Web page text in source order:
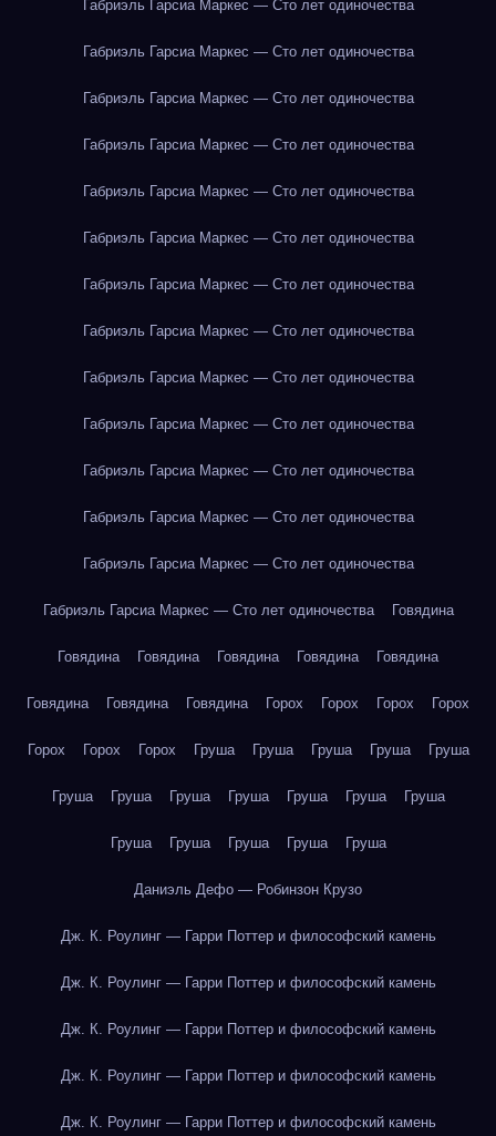
Габриэль Гарсиа Маркес — Сто лет одиночества
Габриэль Гарсиа Маркес — Сто лет одиночества
Габриэль Гарсиа Маркес — Сто лет одиночества
Габриэль Гарсиа Маркес — Сто лет одиночества
Габриэль Гарсиа Маркес — Сто лет одиночества
Габриэль Гарсиа Маркес — Сто лет одиночества
Габриэль Гарсиа Маркес — Сто лет одиночества
Габриэль Гарсиа Маркес — Сто лет одиночества
Габриэль Гарсиа Маркес — Сто лет одиночества
Габриэль Гарсиа Маркес — Сто лет одиночества
Габриэль Гарсиа Маркес — Сто лет одиночества
Габриэль Гарсиа Маркес — Сто лет одиночества
Габриэль Гарсиа Маркес — Сто лет одиночества
Габриэль Гарсиа Маркес — Сто лет одиночества Говядина
Говядина Говядина Говядина Говядина Говядина
Говядина Говядина Говядина Горох Горох Горох Горох
Горох Горох Горох Груша Груша Груша Груша Груша
Груша Груша Груша Груша Груша Груша Груша
Груша Груша Груша Груша Груша
Даниэль Дефо — Робинзон Крузо
Дж. К. Роулинг — Гарри Поттер и философский камень
Дж. К. Роулинг — Гарри Поттер и философский камень
Дж. К. Роулинг — Гарри Поттер и философский камень
Дж. К. Роулинг — Гарри Поттер и философский камень
Дж. К. Роулинг — Гарри Поттер и философский камень